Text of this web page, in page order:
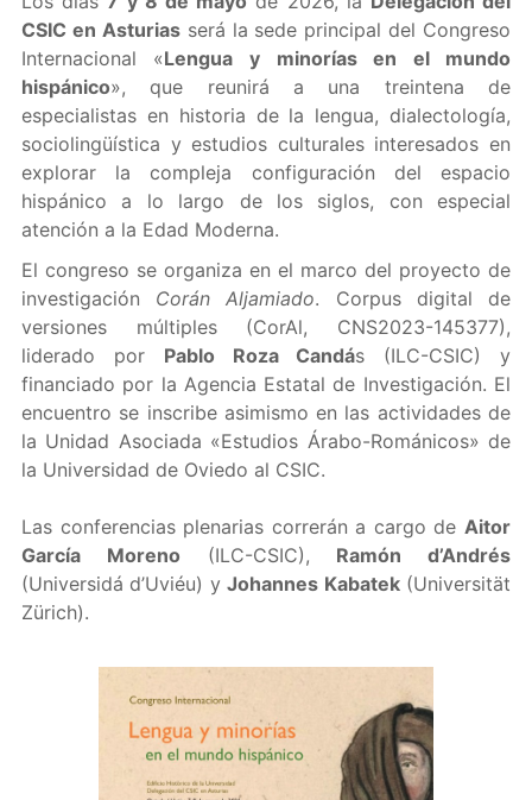
CSIC en Asturiasserá la sede principal del Congreso
Internacional «Lengua y minorías en el mundo
hispánico», que reunirá a una treintena de
especialistas en historia de la lengua, dialectología,
sociolingüística y estudios culturales interesados en
explorar la compleja configuración del espacio
hispánico a lo largo de los siglos, con especial
atención a la Edad Moderna.
El congreso se organiza en el marco del proyecto de
investigación Corán Aljamiado. Corpus digital de
versiones múltiples (CorAl, CNS2023-145377),
liderado por Pablo Roza Candás (ILC-CSIC) y
financiado por la Agencia Estatal de Investigación. El
encuentro se inscribe asimismo en las actividades de
la Unidad Asociada «Estudios Árabo-Románicos» de
la Universidad de Oviedo al CSIC.
Las conferencias plenarias correrán a cargo deAitor
García Moreno (ILC-CSIC), Ramón d’Andrés
(Universidá d’Uviéu) yJohannes Kabatek(Universität
Zürich).